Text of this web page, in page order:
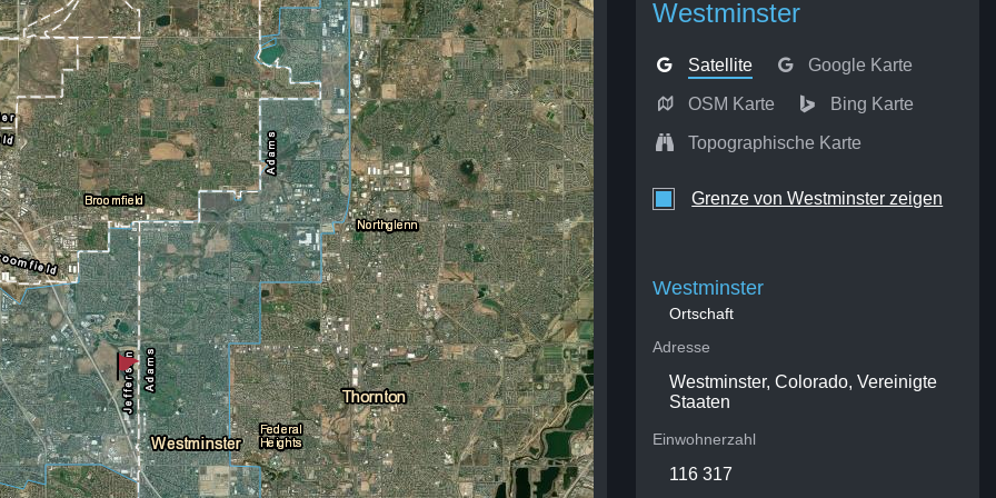
Westminster
Satellite Google Karte
OSM Karte Bing Karte
Topographische Karte
Grenze von Westminster zeigen
Westminster
Ortschaft
Adresse
Westminster, Colorado, Vereinigte
Staaten
Einwohnerzahl
116 317